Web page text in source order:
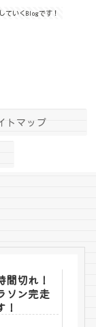
ていくBlogです！
トマップ
間切れ！
ソン完走